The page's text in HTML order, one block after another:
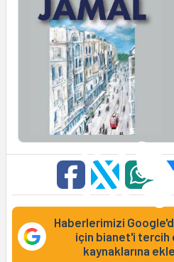
Haberlerimizi
için bianet'i tercih
kaynaklarına